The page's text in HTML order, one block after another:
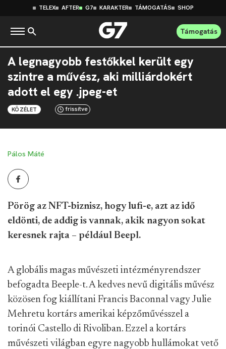
TELEX AFTER G7 KARAKTER TÁMOGATÁS SHOP
Támogatás
A legnagyobb festőkkel került egy
szintre a művész, aki milliárdokért
adott el egy .jpeg-et
KÖZÉLET frissítve
Pálos Máté
Pörög az NFT-biznisz, hogy lufi-e, azt az idő
eldönti, de addig is vannak, akik nagyon sokat
keresnek rajta – például Beepl.
A globális magas művészeti intézményrendszer
befogadta Beeple-t. A kedves nevű digitális művész
közösen fog kiállítani Francis Baconnal vagy Julie
Mehretu kortárs amerikai képzőművésszel a
torinói Castello di Rivoliban. Ezzel a kortárs
művészeti világban egyre nagyobb hullámokat vető